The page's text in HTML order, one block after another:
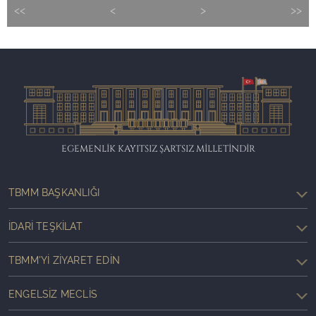
<< < > >>
EGEMENLİK KAYITSIZ ŞARTSIZ MİLLETİNDİR
TBMM BAŞKANLIĞI
İDARI TEŞKILAT
TBMM'YI ZIYARET EDIN
ENGELSIZ MECLIS